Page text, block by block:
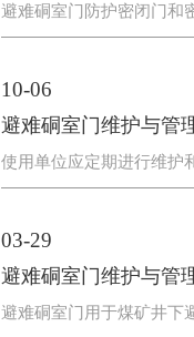
避难硐室门防护密闭门和
10-06
避难硐室门维护与管
使用单位应定期进行维护
03-29
避难硐室门维护与管
避难硐室门用于煤矿井下